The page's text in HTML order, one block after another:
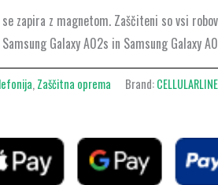
zapira z magnetom. Zaščiteni so vsi
Galaxy A02s in Samsung Galaxy
,Zaščitna oprema Brand:CELLULARLINE